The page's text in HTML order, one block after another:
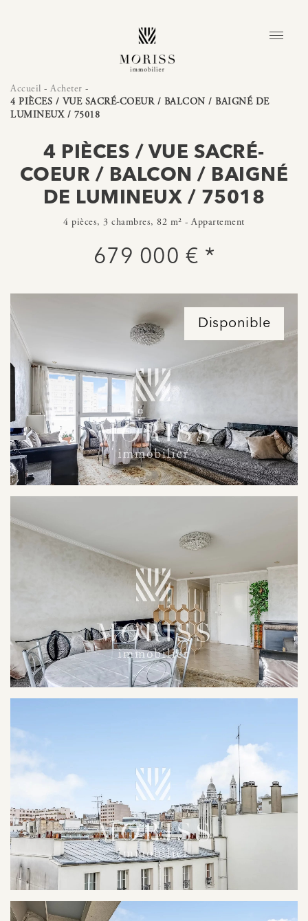
Accueil - Acheter -
4 PIÈCES / VUE SACRÉ-COEUR / BALCON / BAIGNÉ DE
LUMINEUX / 75018
4 PIÈCES / VUE SACRÉ-
COEUR / BALCON / BAIGNÉ
DE LUMINEUX / 75018
4 pièces, 3 chambres, 82 m² - Appartement
679 000 € *
Disponible